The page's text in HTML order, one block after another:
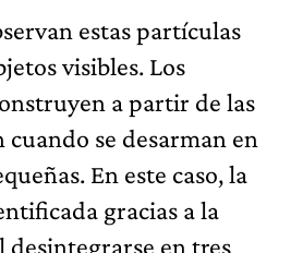
estas partículas
visibles. Los
a partir de las
cuando se desarman en
En este caso, la
gracias a la
desintegrarse en tres